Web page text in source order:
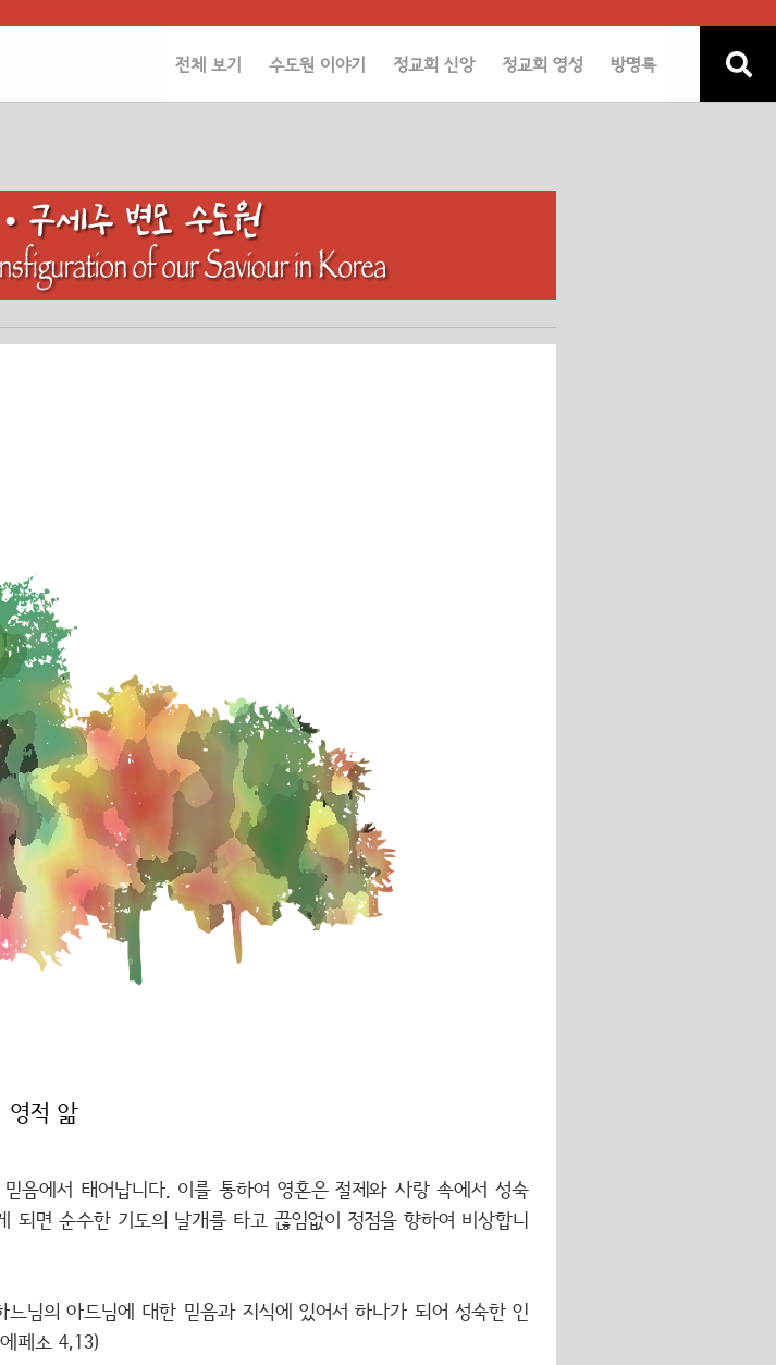
전체 보기 수도원 이야기 정교회 신앙 정교회 영성 방명록
영적 앎
음에서 태어납니다. 이를 통하여 영혼은 절제와 사랑 속에서 성숙
면 순수한 기도의 날개를 타고 끊임없이 정점을 향하여 비상합니
님의 아드님에 대한 믿음과 지식에 있어서 하나가 되어 성숙한 인
페소 4,13)